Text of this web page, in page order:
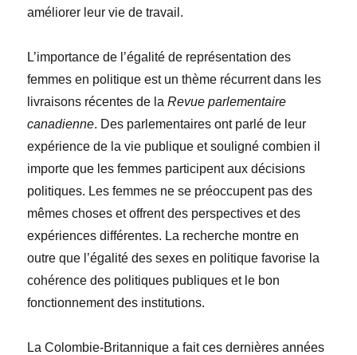
améliorer leur vie de travail.
L’importance de l’égalité de représentation des
femmes en politique est un thème récurrent dans les
livraisons récentes de laRevue parlementaire
canadienne. Des parlementaires ont parlé de leur
expérience de la vie publique et souligné combien il
importe que les femmes participent aux décisions
politiques. Les femmes ne se préoccupent pas des
mêmes choses et offrent des perspectives et des
expériences différentes. La recherche montre en
outre que l’égalité des sexes en politique favorise la
cohérence des politiques publiques et le bon
fonctionnement des institutions.
La Colombie-Britannique a fait ces dernières années